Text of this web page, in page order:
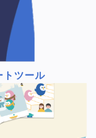
トツール